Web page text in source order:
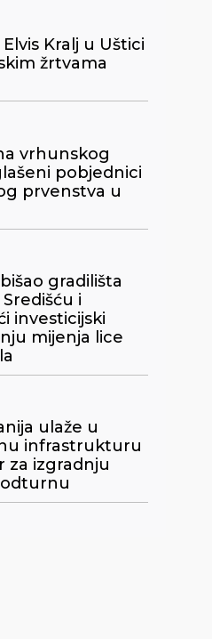
Kralj u Uštici
žrtvama
vrhunskog
pobjednici
prvenstva u
gradilišta
i
investicijski
mijenja lice
ulaže u
infrastrukturu
za izgradnju